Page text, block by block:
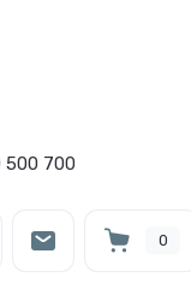
500 700
0